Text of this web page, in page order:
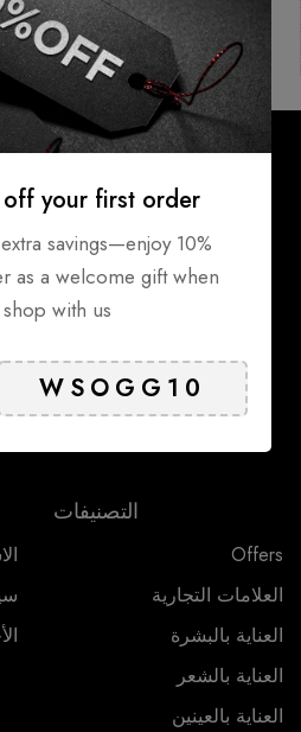
الدفع بطريقة
آمنة
Bin Zayed Road Near
Dubai, United Arab
التصنيفات
Offers
العلامات التجارية
العناية بالبشرة
العناية بالشعر
العناية بالعينين
your first order
savings—enjoy 10%
as a welcome gift when
with us.